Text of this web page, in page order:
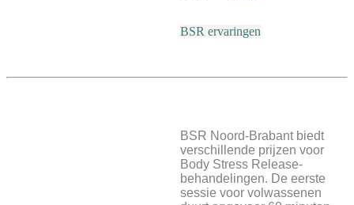
BSR ervaringen
BSR Noord-Brabant biedt
verschillende prijzen voor
Body Stress Release-
behandelingen. De eerste
sessie voor volwassenen